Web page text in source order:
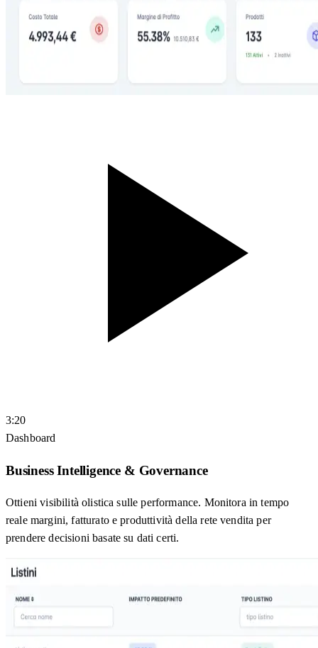
3:20
Dashboard
Business Intelligence & Governance
Ottieni visibilità olistica sulle performance. Monitora in tempo
reale margini, fatturato e produttività della rete vendita per
prendere decisioni basate su dati certi.